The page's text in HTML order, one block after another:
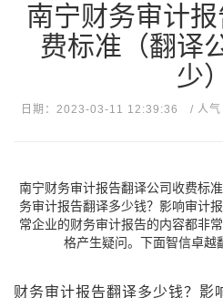
南宁财务审计
费标准（翻译
少）
日期：2023-03-11 12:39:36 / 人气
南宁财务审计报告翻译公司收费标
务审计报告翻译多少钱？影响审计
常企业的财务审计报告的内容都非
格产生疑问。下面智信卓越
财务审计报告翻译多少钱？影